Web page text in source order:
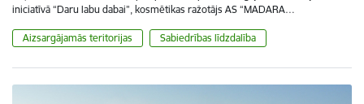
iniciatīvā “Daru labu dabai”, kosmētikas ražotājs AS “MADARA…
Aizsargājamās teritorijas Sabiedrības līdzdalība